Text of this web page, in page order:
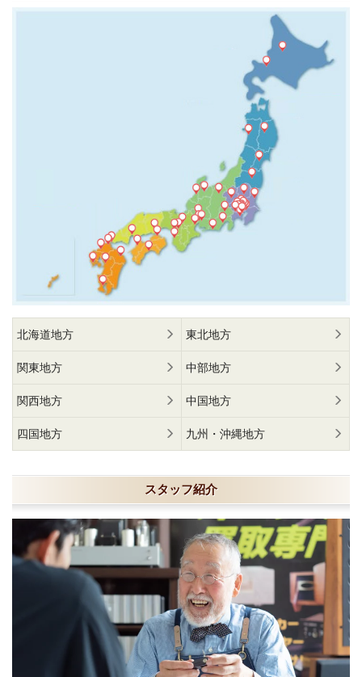
北海道地方 東北地方
関東地方 中部地方
関西地方 中国地方
四国地方 九州・沖縄地方
スタッフ紹介